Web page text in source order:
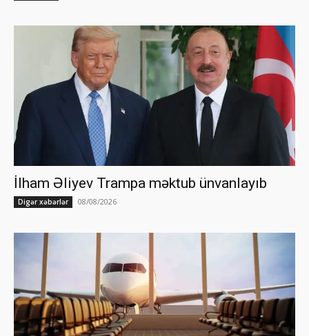
İlham Əliyev Trampa məktub ünvanlayıb
Digər xəbərlər 08/08/2026